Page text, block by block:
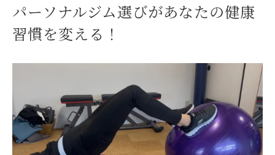
パーソナルジム選びがあなたの健康
習慣を変える！